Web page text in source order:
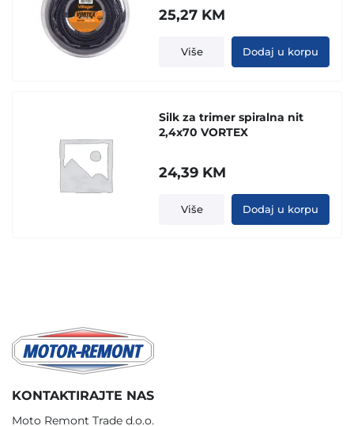
25,27 KM
Više Dodaj u korpu
Silk za trimer spiralna nit
2,4x70 VORTEX
24,39 KM
Više Dodaj u korpu
KONTAKTIRAJTE NAS
Moto Remont Trade d.o.o.